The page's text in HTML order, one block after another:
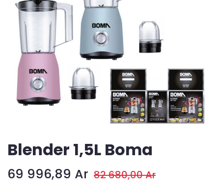
Blender 1,5L Boma
69 996,89 Ar 82 680,00Ar